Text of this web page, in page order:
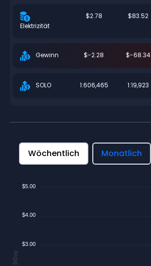
Elektrizität
$2.78 $83.52
Gewinn $-2.28 $-68.34
SOLO 1:606,465 1:19,923
Wöchentlich Monatlich
$5.00
$4.00
$3.00
$/Day